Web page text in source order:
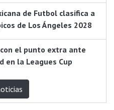
de Futbol clasifica a
de Los Ángeles 2028
el punto extra ante
en la Leagues Cup